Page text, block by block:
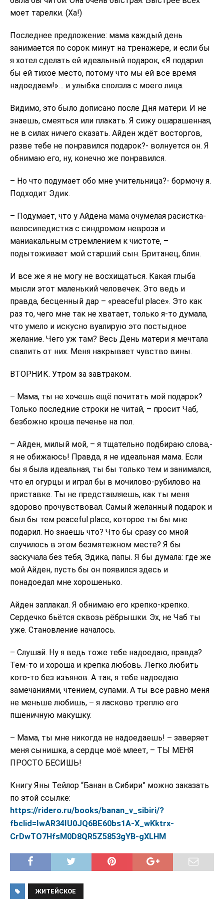
моет тарелки. (Ха!)
Последнее предложение: мама каждый день
занимается по сорок минут на тренажере, и если бы
я хотел сделать ей идеальный подарок, «Я подарил
бы ей тихое место, потому что мы ей все время
надоедаем!»… и улыбка сползла с моего лица.
Видимо, это было дописано после Дня матери. И не
знаешь, смеяться или плакать. Я сижу ошарашенная,
не в силах ничего сказать. Айден ждёт восторгов,
разве тебе не понравился подарок?- волнуется он. Я
обнимаю его, ну, конечно же понравился.
– Но что подумает обо мне учительница?- бормочу я.
Подходит Эдик.
– Подумает, что у Айдена мама очумелая расистка-
велосипедистка с синдромом невроза и
маниакальным стремлением к чистоте, –
подытоживает мой старший сын. Британец, блин.
И все же я не могу не восхищаться. Какая глыба
мысли этот маленький человечек. Это ведь и
правда, бесценный дар – «peaceful place». Это как
раз то, чего мне так не хватает, только я-то думала,
что умело и искусно вуалирую это постыдное
желание. Чего уж там? Весь День матери я мечтала
свалить от них. Меня накрывает чувство вины.
ВТОРНИК. Утром за завтраком.
– Мама, ты не хочешь ещё почитать мой подарок?
Только последние строки не читай, – просит Чаб,
безбожно кроша печенье на пол.
– Айден, милый мой, – я тщательно подбираю слова,-
я не обижаюсь! Правда, я не идеальная мама. Если
бы я была идеальная, ты бы только тем и занимался,
что ел огурцы и играл бы в мочилово-рубилово на
приставке. Ты не представляешь, как ты меня
здорово прочувствовал. Самый желанный подарок и
был бы тем peaceful place, которое ты бы мне
подарил. Но знаешь что? Что бы сразу со мной
случилось в этом безмятежном месте? Я бы
заскучала без тебя, Эдика, папы. Я бы думала: где же
мой Айден, пусть бы он появился здесь и
понадоедал мне хорошенько.
Айден заплакал. Я обнимаю его крепко-крепко.
Сердечко бьётся сквозь рёбрышки. Эх, не Чаб ты
уже. Становление началось.
– Слушай. Ну я ведь тоже тебе надоедаю, правда?
Тем-то и хороша и крепка любовь. Легко любить
кого-то без изъянов. А так, я тебе надоедаю
замечаниями, чтением, супами. А ты все равно меня
не меньше любишь, – я ласково треплю его
пшеничную макушку.
– Мама, ты мне никогда не надоедаешь! – заверяет
меня сынишка, а сердце моё млеет, – ТЫ МЕНЯ
ПРОСТО БЕСИШЬ!
Книгу Яны Тейлор “Банан в Сибири” можно заказать
по этой ссылке:
https://ridero.ru/books/banan_v_sibiri/?
fbclid=IwAR34IU0JQ6BE60bs1A-X_wKktrx-
CrDwTO7HfsM0D8QR5Z5853gYB-gXLHM
ЖИТЕЙСКОЕ